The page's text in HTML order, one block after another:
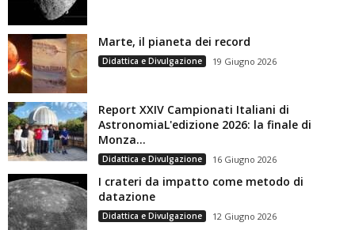
Marte, il pianeta dei record
Didattica e Divulgazione 19 Giugno 2026
Report XXIV Campionati Italiani di
AstronomiaL'edizione 2026: la finale di
Monza...
Didattica e Divulgazione 16 Giugno 2026
I crateri da impatto come metodo di
datazione
Didattica e Divulgazione 12 Giugno 2026